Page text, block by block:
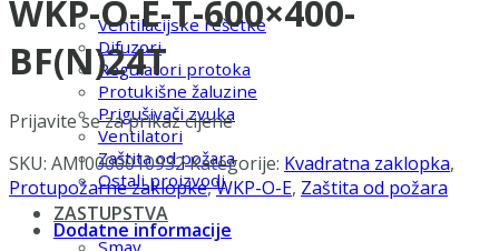
Ventilacijske rešetke
Difuzori
Regulatori protoka
Protukišne žaluzine
Prigušivači zvuka
Ventilatori
Zaštita od požara
Ostali proizvodi
ZASTUPSTVA
Smay
WKP-O-E-T-600×400-
BF(N)24T
Prijavite se za prikaz cijene
SKU: AMI0000010932Kategorije: Kvadratna zaklopka,
Protupožarne zaklopke,WKP-O-E, Zaštita od požara
Dodatne informacije